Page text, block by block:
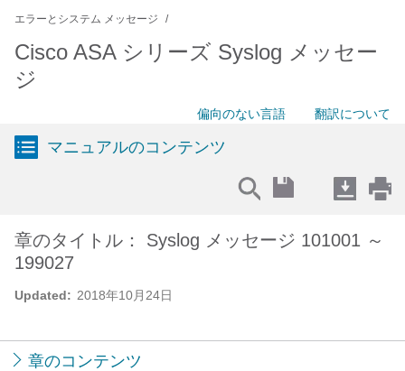
エラーとシステム メッセージ
Cisco ASA シリーズ Syslog メッセー
ジ
偏向のない言語 翻訳について
マニュアルのコンテンツ
Updated: 2018年10月24日
章のタイトル： Syslog メッセージ 101001 ～
199027
章のコンテンツ